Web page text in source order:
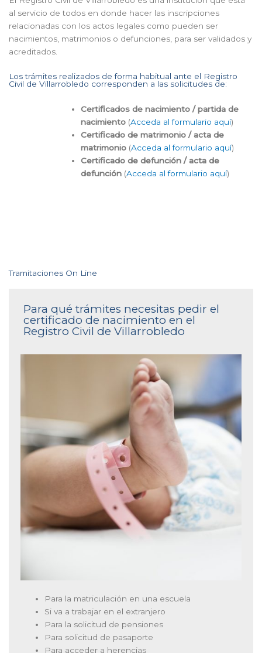
al servicio de todos en donde hacer las inscripciones
relacionadas con los actos legales como pueden ser
nacimientos, matrimonios o defunciones, para ser validados y
acreditados.
Los trámites realizados de forma habitual ante el Registro
Civil de Villarrobledo corresponden a las solicitudes de:
Certificados de nacimiento / partida de
nacimiento (Acceda al formulario aquí)
Certificado de matrimonio / acta de
matrimonio (Acceda al formulario aquí)
Certificado de defunción / acta de
defunción (Acceda al formulario aquí)
Tramitaciones On Line
Para qué trámites necesitas pedir el
certificado de nacimiento en el
Registro Civil de Villarrobledo
Para la matriculación en una escuela
Si va a trabajar en el extranjero
Para la solicitud de pensiones
Para solicitud de pasaporte
Para acceder a herencias